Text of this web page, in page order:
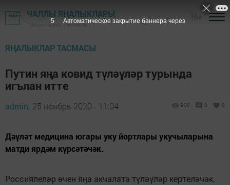
ЧАЛЛЫ ЯҢАЛЫКЛАРЫ
"Шәһри Чаллы" газетасы
ЯҢАЛЫКЛАР ТАСМАСЫ
Путин яңа ковид түләүләр турында
игълан итте
admin, 25 ноябрь 2020 - 11:04 900 0 0
Дәүләт медицина югары уку йортлары укучыларына
матди ярдәм күрсәтәчәк.
Россиялеләр өчен яңа акчалата түләүләр кертеләчәк.
4 Автоматическое закрытие баннера через